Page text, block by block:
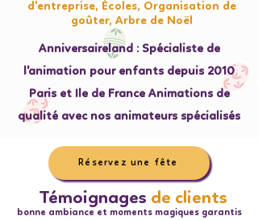
d'entreprise, Écoles, Organisation de
goûter, Arbre de Noël
Anniversaireland : Spécialiste de
l'animation pour enfants depuis 2010
Paris et Ile de France Animations de
qualité avec nos animateurs spécialisés
Réservez une fête
bonne ambiance et moments magiques garantis
Témoignages de clients